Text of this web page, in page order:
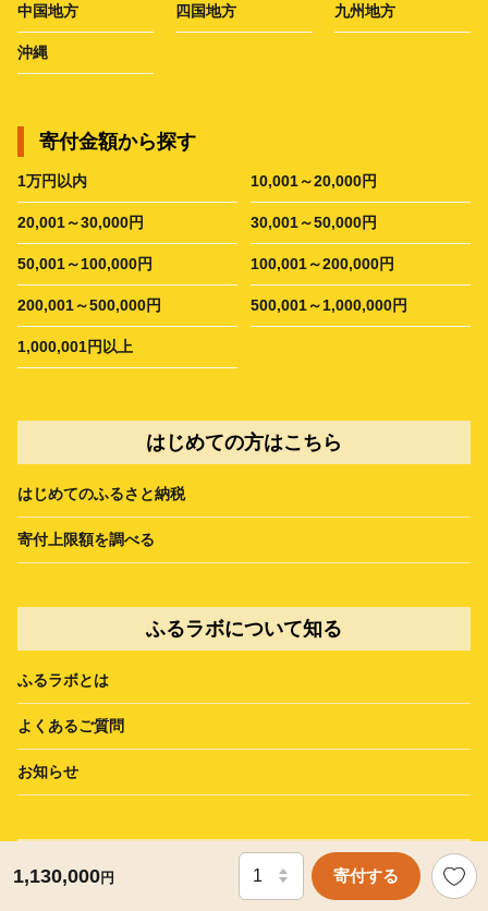
1,130,000円 寄付する
中国地方 四国地方 九州地方
沖縄
寄付金額から探す
1万円以内 10,001～20,000円
20,001～30,000円 30,001～50,000円
50,001～100,000円 100,001～200,000円
200,001～500,000円 500,001～1,000,000円
1,000,001円以上
はじめての方はこちら
はじめてのふるさと納税
寄付上限額を調べる
ふるラボについて知る
ふるラボとは
よくあるご質問
お知らせ
お問い合わせ